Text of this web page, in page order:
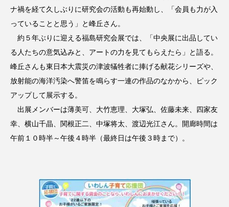
ナ禍を経て久しぶりに研究会の活動も再始動し、「会員も力が入
っていることと思う」と峰丘さん。
約５年ぶりに迎える福島研究会展では、「中央展に出品してい
る人たちの意気込みと、アートの力を見てもらえたら」と語る。
峰丘さんも東日本大震災の津波犠牲者に捧げる献花シリーズや、
放射能の海洋汚染へ警笛を鳴らす一連の作品のなかから、ピック
アップして展示する。
出展メンバーは薄美可、大竹恵理、大塚弘、佐藤未来、四家友
幸、横山千晶、関根正二、中塚将太、渡辺光江さん。開廊時間は
午前１０時半～午後４時半（最終日は午後３時まで）。